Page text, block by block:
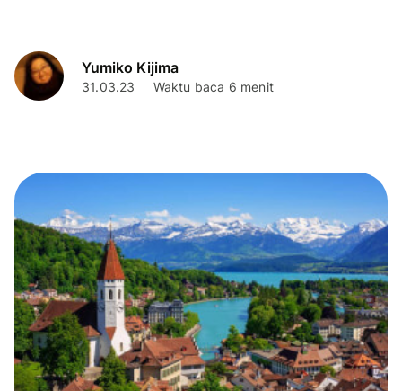
Yumiko Kijima
31.03.23 Waktu baca 6 menit